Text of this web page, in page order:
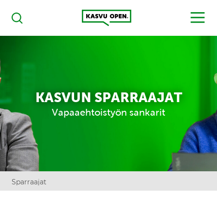
Haku
Kasvu Open
MENU
KASVUN SPARRAAJAT
Vapaaehtoistyön sankarit
Sparraajat